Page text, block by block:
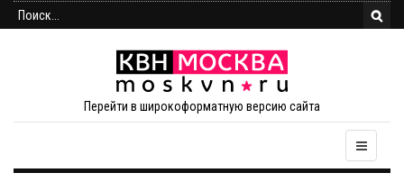
Перейти в широкоформатную версию сайта